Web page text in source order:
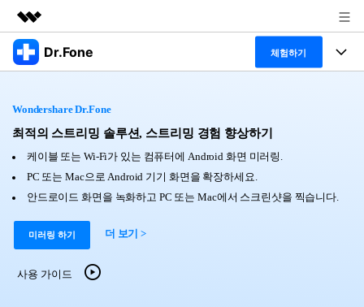
주요 제품
유틸리티
개요
회사 소개
뉴스룸
Dr.Fone 체험하기
특징
Dr.Fone Basic
폴 툴킷 보기 >
프로그램
온라인
탐색 및 발견
사용 방법은 무엇입니까?
고객 지원 센터
리소스
다운로드 센터
Wondershare Dr.Fone
최적의 스트리밍 솔루션, 스트리밍 경험 향상하기
케이블 또는 Wi-Fi가 있는 컴퓨터에 Android 화면 미러링.
PC 또는 Mac으로 Android 기기 화면을 확장하세요.
안드로이드 화면을 녹화하고 PC 또는 Mac에서 스크린샷을 찍습니다.
미러링 하기 더 보기 >
사용 가이드